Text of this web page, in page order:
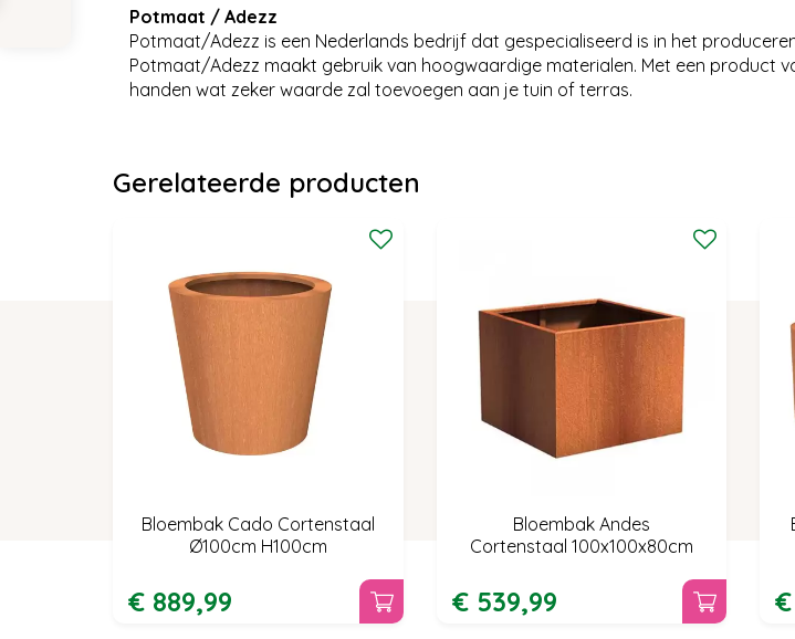
Potmaat / Adezz
Potmaat/Adezz is een Nederlands bedrijf dat gespecialiseerd is in het
Potmaat/Adezz maakt gebruik van hoogwaardige materialen. Met een product
handen wat zeker waarde zal toevoegen aan je tuin of terras.
Gerelateerde producten
Bloembak Cado Cortenstaal
Ø100cm H100cm
€ 889,99
Bloembak Andes
Cortenstaal 100x100x80cm
€ 539,99 €